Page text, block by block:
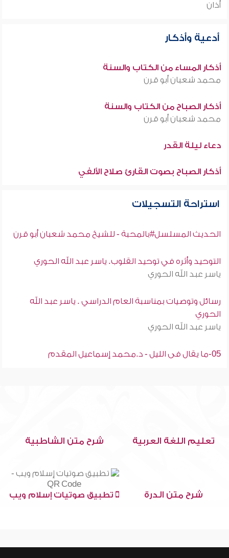
أذان
أدعية وأذكار
أذكار المساء من الكتاب والسنة
محمد شعبان أبو قرن
أذكار الصباح من الكتاب والسنة
محمد شعبان أبو قرن
دعاء ليلة القدر
أذكار الصباح بصوت القارئ صلاح الألفي
استراحة التسجيلات
الحديث المسلسل#بالمحبة - للشيخ محمد شعبان أبو قرن
التوحيد وأثره في توحيد القلوب. ياسر عبد الله الحوري
ياسر عبد الله الحوري
رسائل وتوصيات بمناسبة العام الدراسي . ياسر عبد الله
الحوري
ياسر عبد الله الحوري
05-ما يقال فى الليل - د.محمد إسماعيل المقدم
تعليم اللغة العربية شرح متن الشاطبية
شرح متن الدرة تطبيق صوتيات إسلام ويب